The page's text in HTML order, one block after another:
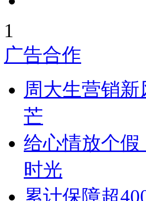
1
广告合作
周大生营销
芒
给心情放个
时光
累计保障超